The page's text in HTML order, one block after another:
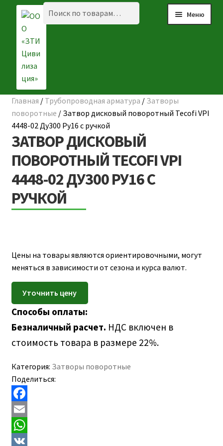
Перейти
навигации
Перейти
содержимому
Искать:
Поиск
Меню
☰ КАТАЛОГ
ГЛАВНАЯ
О КОМПАНИИ
НАШИ ОБЪЕКТЫ
ДОСТАВКА И ОПЛАТА
Главная / Трубопроводная арматура / Затворы
поворотные / Затвор дисковый поворотный Tecofi VPI
4448-02 Ду300 Ру16 с ручкой
ЗАТВОР ДИСКОВЫЙ
ПОВОРОТНЫЙ TECOFI VPI
4448-02 ДУ300 РУ16 С
РУЧКОЙ
Цены на товары являются ориентировочными, могут
меняться в зависимости от сезона и курса валют.
Способы оплаты:
Безналичный расчет. НДС включен в
стоимость товара в размере 22%.
Категория: Затворы поворотные
Поделиться:
F
a
c
E
m
W